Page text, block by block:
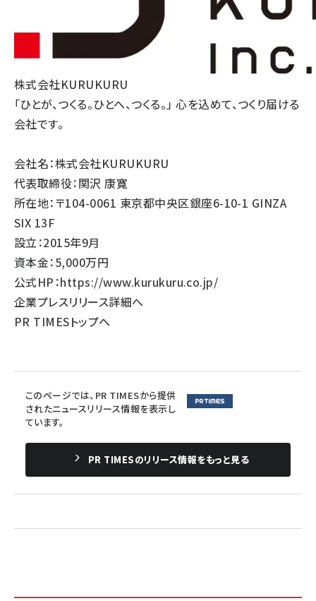
株式会社KURUKURU
「ひとが、つくる。ひとへ、つくる。」 心を込めて、つくり届ける
会社です。
会社名：株式会社KURUKURU
代表取締役：関沢 康寛
所在地：〒104-0061 東京都中央区銀座6-10-1 GINZA
SIX 13F
設立：2015年9月
資本金：5,000万円
公式HP：https://www.kurukuru.co.jp/
企業プレスリリース詳細へ
PR TIMESトップへ
このページでは、PR TIMESから提供
されたニュースリリース情報を表示し
ています。
PR TIMESのリリース情報をもっと見る